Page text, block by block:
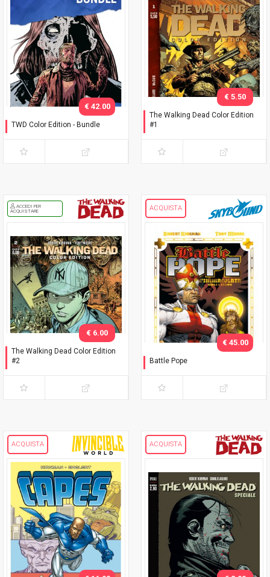
TWD Color Edition - Bundle
€ 42.00
The Walking Dead Color Edition
#1
€ 5.50
ACCEDI PER
ACQUISTARE
The Walking Dead Color Edition
#2
€ 6.00
ACQUISTA
Battle Pope
€ 45.00
ACQUISTA ACQUISTA